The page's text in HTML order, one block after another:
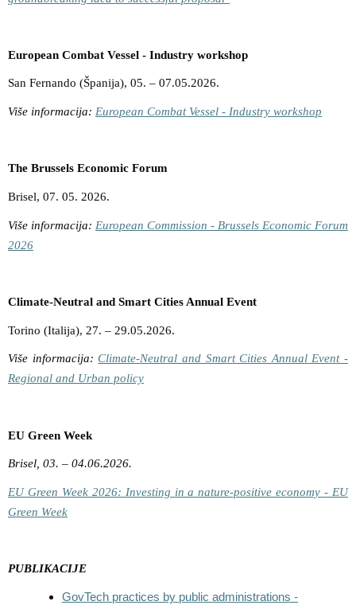
European Combat Vessel - Industry workshop
San Fernando (Španija), 05. – 07.05.2026.
Više informacija: European Combat Vessel - Industry workshop
The Brussels Economic Forum
Brisel, 07. 05. 2026.
Više informacija: European Commission - Brussels Economic Forum
2026
Climate-Neutral and Smart Cities Annual Event
Torino (Italija), 27. – 29.05.2026.
Više informacija:Climate-Neutral and Smart Cities Annual Event -
Regional and Urban policy
EU Green Week
Brisel, 03. – 04.06.2026.
EU Green Week 2026: Investing in a nature-positive economy - EU
Green Week
PUBLIKACIJE
GovTech practices by public administrations -